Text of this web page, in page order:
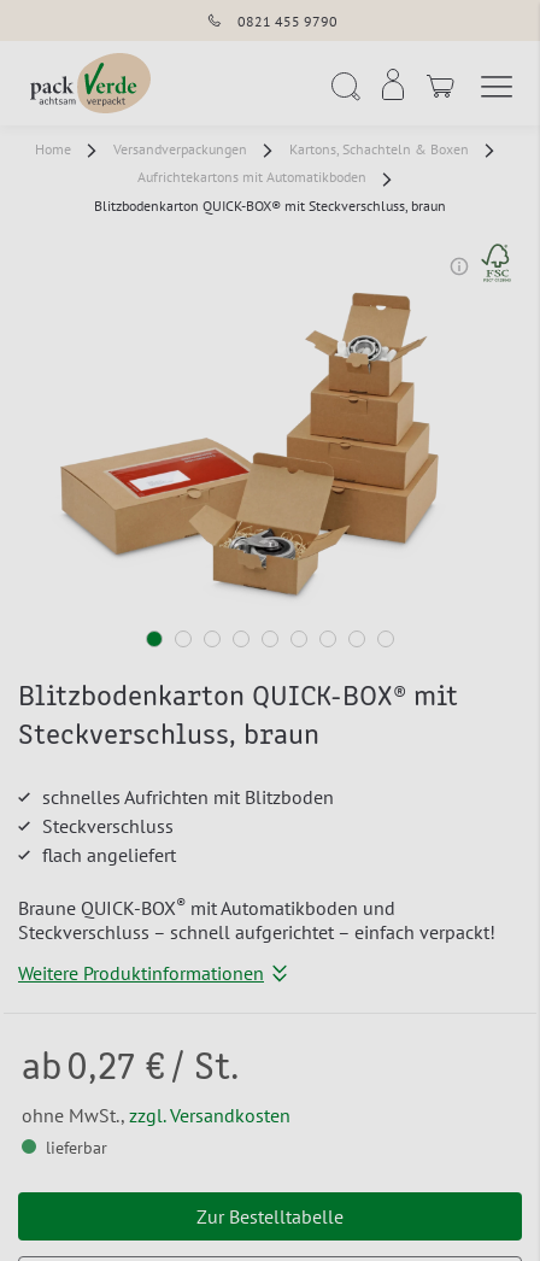
0821 455 9790
Home Versandverpackungen
Kartons, Schachteln & Boxen
Aufrichtekartons mit Automatikboden
Blitzbodenkarton QUICK-BOX® mit Steckverschluss, braun
Blitzbodenkarton QUICK-BOX® mit
Steckverschluss, braun
schnelles Aufrichten mit Blitzboden
Steckverschluss
flach angeliefert
Braune QUICK-BOX® mit Automatikboden und
Steckverschluss – schnell aufgerichtet – einfach verpackt!
Weitere Produktinformationen
ab 0,27 € / St.
ohne MwSt., zzgl. Versandkosten
lieferbar
Zur Bestelltabelle